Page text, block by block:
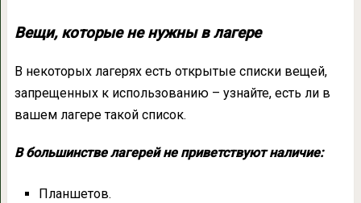
Вещи, которые не нужны в лагере
В некоторых лагерях есть открытые списки вещей,
запрещенных к использованию – узнайте, есть ли в
вашем лагере такой список.
В большинстве лагерей не приветствуют наличие:
Планшетов.